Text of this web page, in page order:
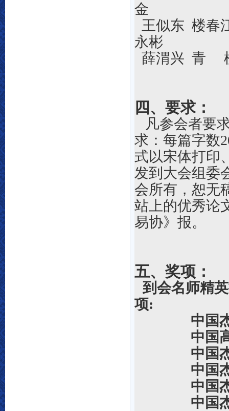
金
王似东 楼春
永彬
薛渭兴 青
四、要求：
凡参会者要
求： 每篇字数
式以宋体打印
发到大会组委
会所有，恕无
站上的优秀论
易协》报。
五、奖项：
到会名师精
项:
中国
中国
中国
中国
中国
中国